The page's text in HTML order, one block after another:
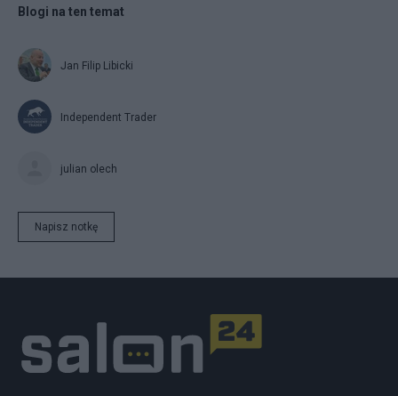
Blogi na ten temat
Jan Filip Libicki
Independent Trader
julian olech
Napisz notkę